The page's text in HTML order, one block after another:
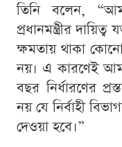
তিনি বলেন,
প্রধানমন্ত্রীর
ক্ষমতায় থাকা কোনো
নয়। এ কারণেই
বছর নির্ধারণের
নয় যে নির্বাহী
দেওয়া হবে।”